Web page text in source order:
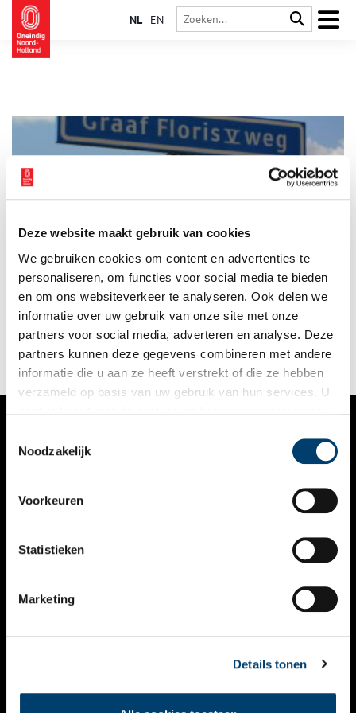
Deze website maakt gebruik van cookies
We gebruiken cookies om content en advertenties te
personaliseren, om functies voor social media te bieden
en om ons websiteverkeer te analyseren. Ook delen we
informatie over uw gebruik van onze site met onze
partners voor social media, adverteren en analyse. Deze
partners kunnen deze gegevens combineren met andere
informatie die u aan ze heeft verstrekt of die ze hebben
verzameld op basis van uw gebruik van hun services. U
Noodzakelijk
Voorkeuren
Statistieken
Marketing
Details tonen
NL EN
Bij het drukste kruispunt in Hollandsche Rading staat sinds
eeuwen een grenspaal. Hier loopt de grens tussen Utrecht en
Noord-Holland. Uitgerekend op de provinciegrens vind je een
weggetje genoemd naar graaf Floris V. Is de graaf hier
geweest?
VERHALEN
KALENDER
THEMA’S
VIDEO’S
CONTACT